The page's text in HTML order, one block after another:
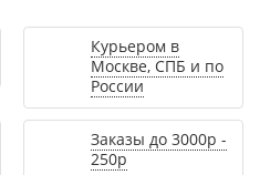
Курьером в
Москве, СПБ и по
России
Заказы до 3000р -
250р